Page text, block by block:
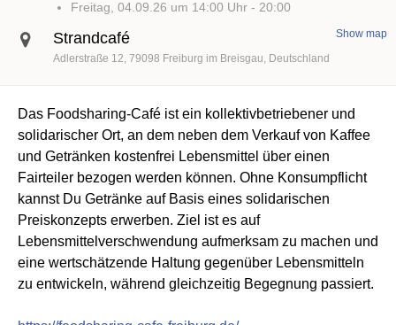
Freitag, 04.09.26 um 14:00 Uhr - 20:00
Strandcafé
Adlerstraße 12 79098 Freiburg im Breisgau Deutschland
Show map
Das Foodsharing-Café ist ein kollektivbetriebener und
solidarischer Ort, an dem neben dem Verkauf von Kaffee
und Getränken kostenfrei Lebensmittel über einen
Fairteiler bezogen werden können. Ohne Konsumpflicht
kannst Du Getränke auf Basis eines solidarischen
Preiskonzepts erwerben. Ziel ist es auf
Lebensmittelverschwendung aufmerksam zu machen und
eine wertschätzende Haltung gegenüber Lebensmitteln
zu entwickeln, während gleichzeitig Begegnung passiert.